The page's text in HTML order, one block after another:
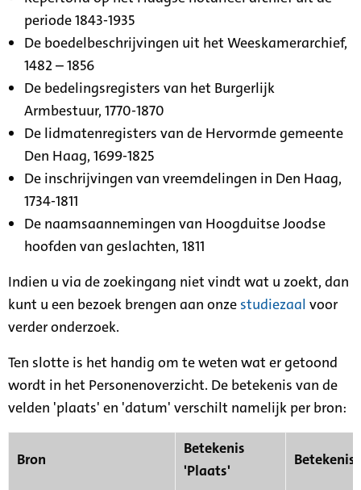
periode 1843-1935
De boedelbeschrijvingen uit het Weeskamerarchief,
1482 – 1856
De bedelingsregisters van het Burgerlijk
Armbestuur, 1770-1870
De lidmatenregisters van de Hervormde gemeente
Den Haag, 1699-1825
De inschrijvingen van vreemdelingen in Den Haag,
1734-1811
De naamsaannemingen van Hoogduitse Joodse
hoofden van geslachten, 1811
Indien u via de zoekingang niet vindt wat u zoekt, dan
kunt u een bezoek brengen aan onze studiezaal voor
verder onderzoek.
Ten slotte is het handig om te weten wat er getoond
wordt in het Personenoverzicht. De betekenis van de
velden 'plaats' en 'datum' verschilt namelijk per bron:
Bron
Betekenis
'Plaats'